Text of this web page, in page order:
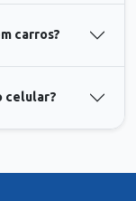
carros?
celular?